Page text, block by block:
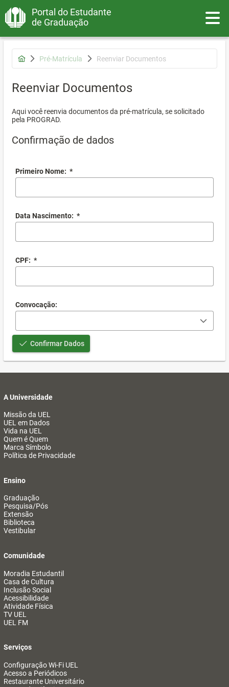
Portal do Estudante
de Graduação
Pré-Matrícula Reenviar Documentos
Reenviar Documentos
Aqui você reenvia documentos da pré-matrícula, se solicitado
pela PROGRAD.
Confirmação de dados
Primeiro Nome: *
Data Nascimento: *
CPF: *
Convocação:
Confirmar Dados
A Universidade
Missão da UEL
UEL em Dados
Vida na UEL
Quem é Quem
Marca Símbolo
Política de Privacidade
Ensino
Graduação
Pesquisa/Pós
Extensão
Biblioteca
Vestibular
Comunidade
Moradia Estudantil
Casa de Cultura
Inclusão Social
Acessibilidade
Atividade Física
TV UEL
UEL FM
Serviços
Configuração Wi-Fi UEL
Acesso a Periódicos
Restaurante Universitário